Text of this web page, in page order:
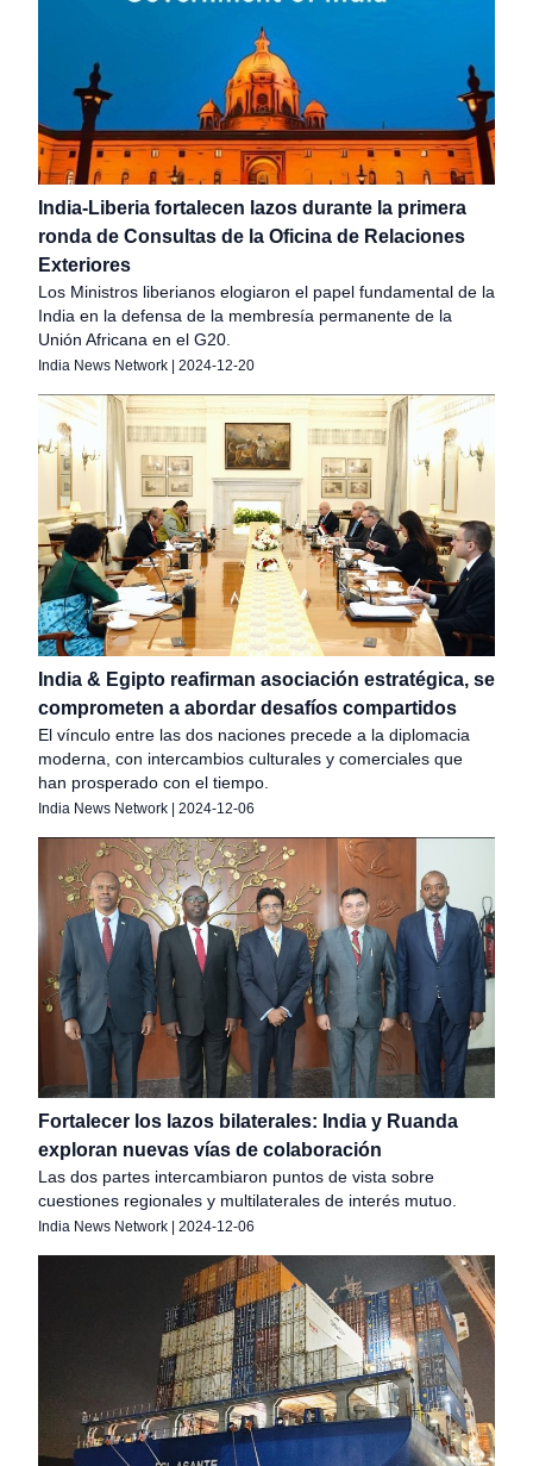
India-Liberia fortalecen lazos durante la primera
ronda de Consultas de la Oficina de Relaciones
Exteriores
Los Ministros liberianos elogiaron el papel fundamental de la
India en la defensa de la membresía permanente de la
Unión Africana en el G20.
India News Network 2024-12-20
India & Egipto reafirman asociación estratégica, se
comprometen a abordar desafíos compartidos
El vínculo entre las dos naciones precede a la diplomacia
moderna, con intercambios culturales y comerciales que
han prosperado con el tiempo.
India News Network | 2024-12-06
Fortalecer los lazos bilaterales: India y Ruanda
exploran nuevas vías de colaboración
Las dos partes intercambiaron puntos de vista sobre
cuestiones regionales y multilaterales de interés mutuo.
India News Network 2024-12-06